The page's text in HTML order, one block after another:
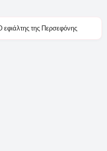
εφιάλτης της Περσεφόνης